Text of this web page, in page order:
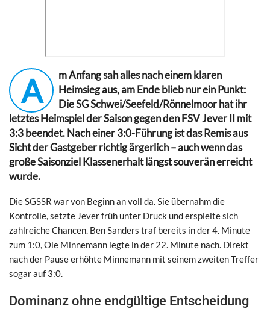
A
m Anfang sah alles nach einem klaren
Heimsieg aus, am Ende blieb nur ein Punkt:
Die SG Schwei/Seefeld/Rönnelmoor hat ihr
letztes Heimspiel der Saison gegen den FSV Jever II mit
3:3 beendet. Nach einer 3:0-Führung ist das Remis aus
Sicht der Gastgeber richtig ärgerlich – auch wenn das
große Saisonziel Klassenerhalt längst souverän erreicht
wurde.
Die SGSSR war von Beginn an voll da. Sie übernahm die
Kontrolle, setzte Jever früh unter Druck und erspielte sich
zahlreiche Chancen. Ben Sanders traf bereits in der 4. Minute
zum 1:0, Ole Minnemann legte in der 22. Minute nach. Direkt
nach der Pause erhöhte Minnemann mit seinem zweiten Treffer
sogar auf 3:0.
Dominanz ohne endgültige Entscheidung